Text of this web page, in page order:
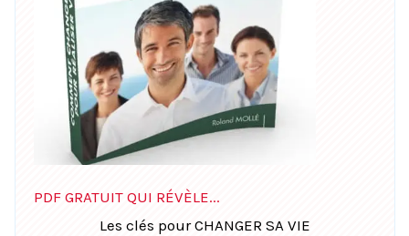
PDF GRATUIT QUI RÉVÈLE...
Les clés pour CHANGER SA VIE